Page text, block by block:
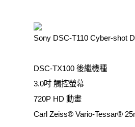
Sony DSC-T110 Cyber-shot
DSC-TX100 後繼機種
3.0吋 觸控螢幕
720P HD 動畫
Carl Zeiss® Vario-Tessar®